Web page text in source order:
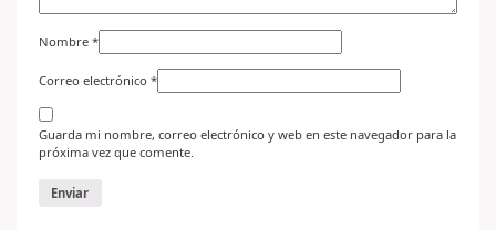
Nombre *
Correo electrónico *
Guarda mi nombre, correo electrónico y web en este navegador para la
próxima vez que comente.